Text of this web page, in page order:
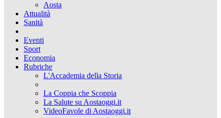
Aosta
Attualità
Sanità
Eventi
Sport
Economia
Rubriche
L'Accademia della Storia
La Coppia che Scoppia
La Salute su Aostaoggi.it
VideoFavole di Aostaoggi.it